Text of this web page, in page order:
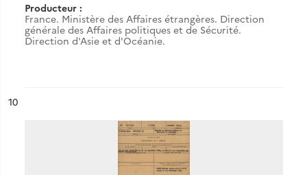
Producteur :
France. Ministère des Affaires étrangères. Direction
générale des Affaires politiques et de Sécurité.
Direction d'Asie et d'Océanie.
n°
10